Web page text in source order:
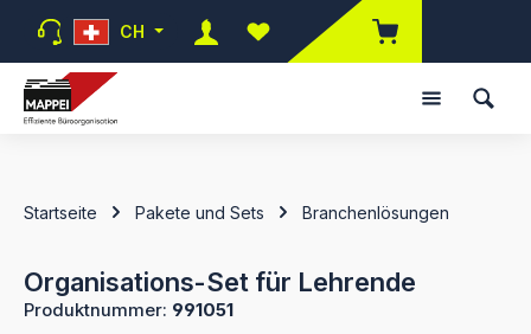
Zum Hauptinhalt springen
CH
Du hast 0 Produkte auf dem
Startseite Pakete und Sets Branchenlösungen
Organisations-Set für Lehrende
Produktnummer: 991051